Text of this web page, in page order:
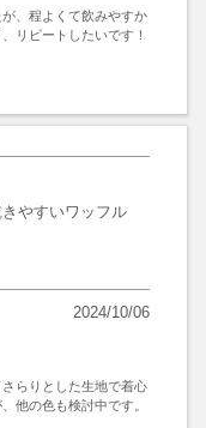
、程よくて飲みやすか
リピートしたいです！
やすいワッフル
2024/10/06
らりとした生地で着心
他の色も検討中です。